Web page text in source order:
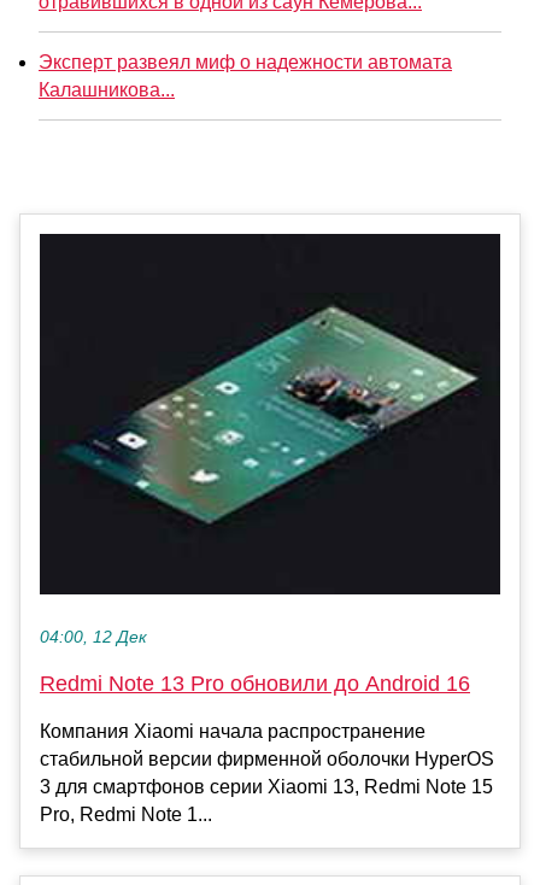
Эксперт развеял миф о надежности автомата
Калашникова...
04:00, 12 Дек
Redmi Note 13 Pro обновили до Android 16
Компания Xiaomi начала распространение
стабильной версии фирменной оболочки HyperOS
3 для смартфонов серии Xiaomi 13, Redmi Note 15
Pro, Redmi Note 1...